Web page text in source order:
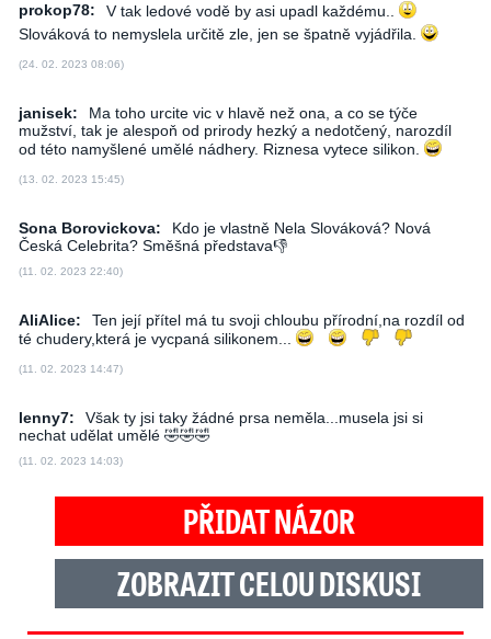
prokop78:
V tak ledové vodě by asi upadl každému..
Slováková to nemyslela určitě zle, jen se špatně vyjádřila.
(24. 02. 2023 08:06)
janisek:
Ma toho urcite vic v hlavě než ona, a co se týče
mužství, tak je alespoň od prirody hezký a nedotčený, narozdíl
od této namyšlené umělé nádhery. Riznesa vytece silikon.
(13. 02. 2023 15:45)
Sona Borovickova:
Kdo je vlastně Nela Slováková? Nová
Česká Celebrita? Směšná představa👎
(11. 02. 2023 22:40)
AliAlice:
Ten její přítel má tu svoji chloubu přírodní,na rozdíl od
té chudery,která je vycpaná silikonem...
(11. 02. 2023 14:47)
lenny7:
Však ty jsi taky žádné prsa neměla...musela jsi si
nechat udělat umělé 🤣🤣🤣
(11. 02. 2023 14:03)
PŘIDAT NÁZOR
ZOBRAZIT CELOU DISKUSI